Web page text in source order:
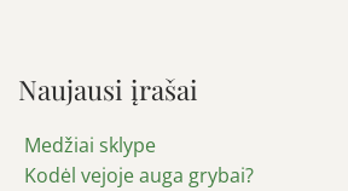
Naujausi įrašai
Medžiai sklype
Kodėl vejoje auga grybai?